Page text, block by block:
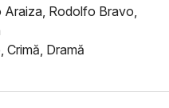
Araiza, Rodolfo Bravo,
Crimă, Dramă